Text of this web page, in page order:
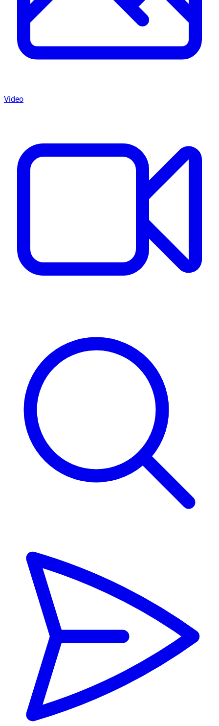
Video